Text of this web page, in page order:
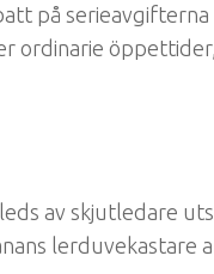
på
ordinarie
av skjutledare
lerduvekastare